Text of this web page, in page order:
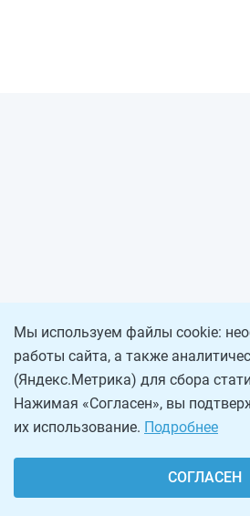
Мы используем файлы cookie:
работы сайта, а также
(Яндекс.Метрика) для сбора
Нажимая «Согласен», вы
их использование. Подробнее
СОГЛАСЕН